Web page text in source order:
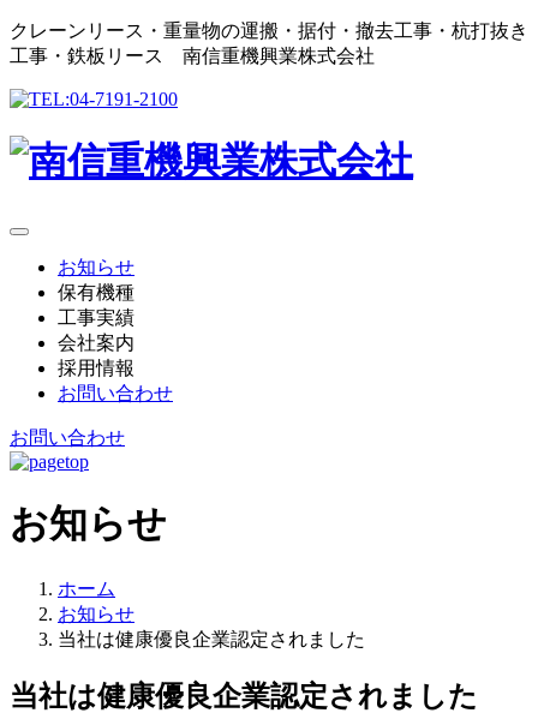
クレーンリース・重量物の運搬・据付・撤去工事・杭打抜き
工事・鉄板リース 南信重機興業株式会社
お知らせ
保有機種
工事実績
会社案内
採用情報
お問い合わせ
お問い合わせ
お知らせ
ホーム
お知らせ
当社は健康優良企業認定されました
当社は健康優良企業認定されました